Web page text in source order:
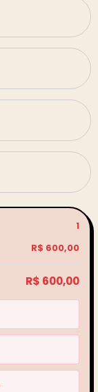
1
R$ 600,00
R$ 600,00